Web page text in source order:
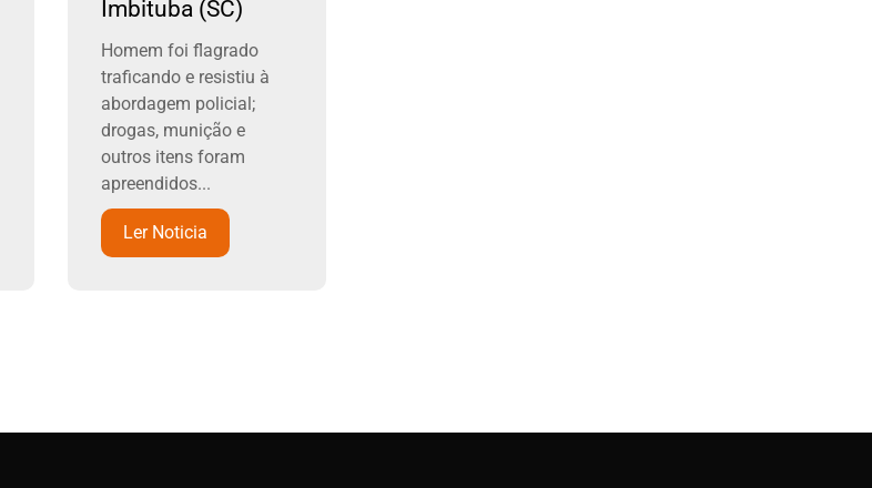
Imbituba (SC)
Homem foi flagrado
traficando e resistiu à
abordagem policial;
drogas, munição e
outros itens foram
apreendidos...
Ler Noticia